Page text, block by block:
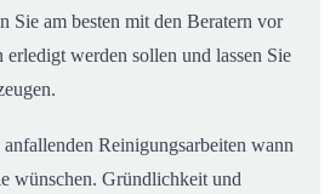
Sie am besten mit den Beratern vor
werden sollen und lassen Sie
Reinigungsarbeiten wann
wünschen. Gründlichkeit und